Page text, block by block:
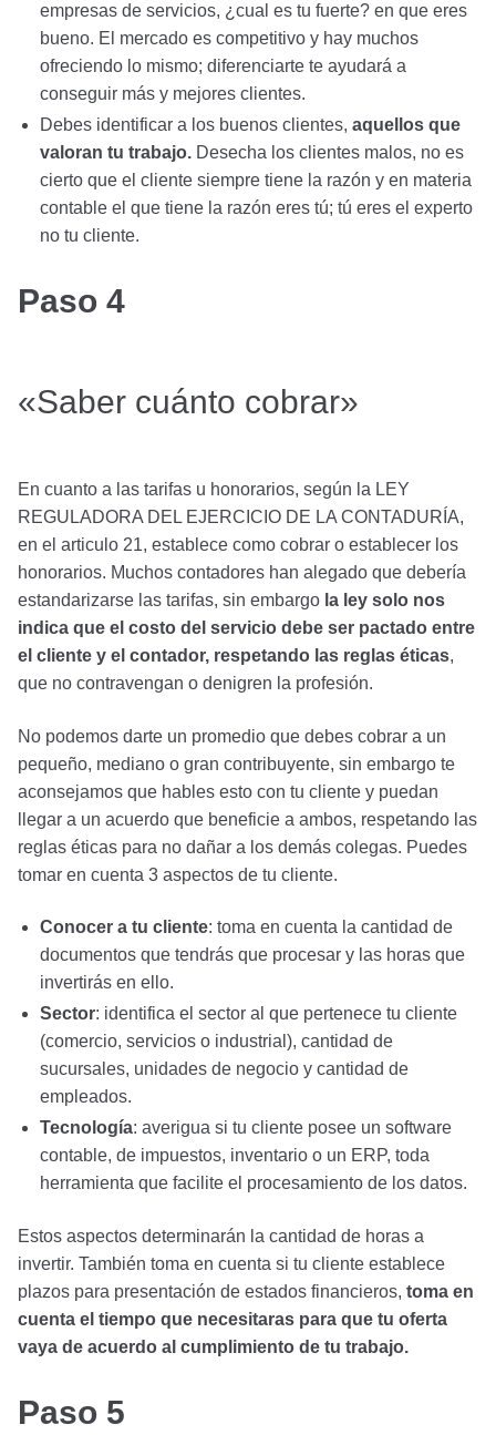
empresas de servicios, ¿cual es tu fuerte? en que eres
bueno. El mercado es competitivo y hay muchos
ofreciendo lo mismo; diferenciarte te ayudará a
conseguir más y mejores clientes.
Debes identificar a los buenos clientes, aquellos que
valoran tu trabajo. Desecha los clientes malos, no es
cierto que el cliente siempre tiene la razón y en materia
contable el que tiene la razón eres tú; tú eres el experto
no tu cliente.
Paso 4
«Saber cuánto cobrar»
En cuanto a las tarifas u honorarios, según la LEY
REGULADORA DEL EJERCICIO DE LA CONTADURÍA,
en el articulo 21, establece como cobrar o establecer los
honorarios. Muchos contadores han alegado que debería
estandarizarse las tarifas, sin embargo la ley solo nos
indica que el costo del servicio debe ser pactado entre
el cliente y el contador, respetando las reglas éticas,
que no contravengan o denigren la profesión.
No podemos darte un promedio que debes cobrar a un
pequeño, mediano o gran contribuyente, sin embargo te
aconsejamos que hables esto con tu cliente y puedan
llegar a un acuerdo que beneficie a ambos, respetando las
reglas éticas para no dañar a los demás colegas. Puedes
tomar en cuenta 3 aspectos de tu cliente.
Conocer a tu cliente: toma en cuenta la cantidad de
documentos que tendrás que procesar y las horas que
invertirás en ello.
Sector: identifica el sector al que pertenece tu cliente
(comercio, servicios o industrial), cantidad de
sucursales, unidades de negocio y cantidad de
empleados.
Tecnología: averigua si tu cliente posee un software
contable, de impuestos, inventario o un ERP, toda
herramienta que facilite el procesamiento de los datos.
Estos aspectos determinarán la cantidad de horas a
invertir. También toma en cuenta si tu cliente establece
plazos para presentación de estados financieros, toma en
cuenta el tiempo que necesitaras para que tu oferta
vaya de acuerdo al cumplimiento de tu trabajo.
Paso 5